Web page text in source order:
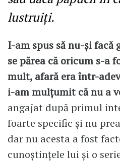
lustruiți.
I-am spus să nu-și facă
se părea că oricum s-a
mult, afară era într-
i-am mulțumit că nu a
angajat după primul
foarte specific și nu
dar nu acesta a fost
cunoștințele lui și o